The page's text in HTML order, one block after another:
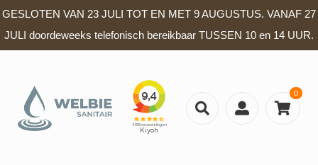
GESLOTEN VAN 23 JULI TOT EN MET 9 AUGUSTUS. VANAF 27
JULI doordeweeks telefonisch bereikbaar TUSSEN 10 en 14 UUR.
0